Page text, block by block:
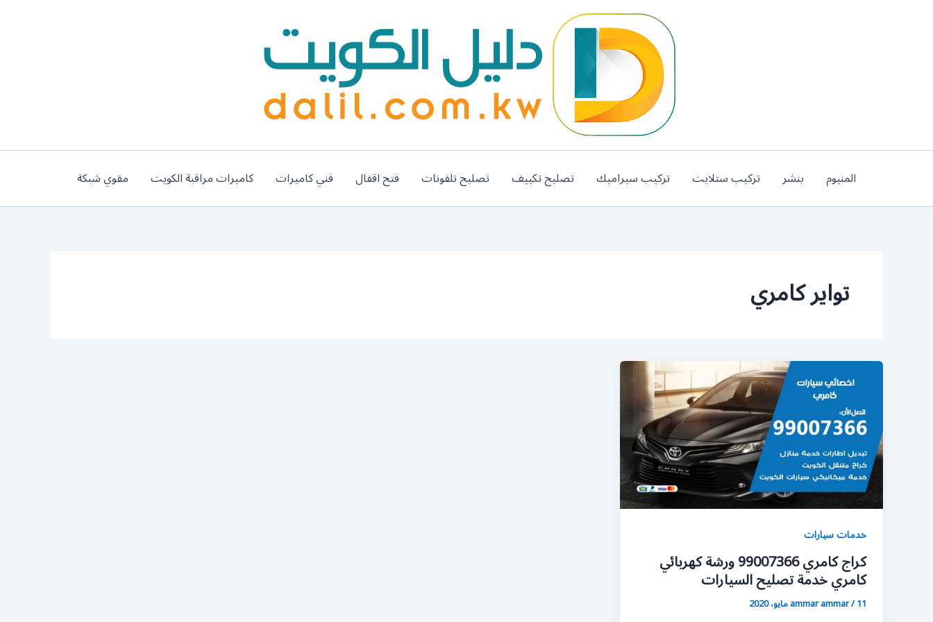
المنيوم بنشر تركيب ستلايت تركيب سيراميك تصليح تكييف تصليح تلفونات فتح اقفال فني كاميرات كاميرات مراقبة الكويت مقوي شبكة
تواير كامري
خدمات سيارات
كراج كامري 99007366 ورشة كهربائي
كامري خدمة تصليح السيارات
ammar ammar/11 مايو، 2020